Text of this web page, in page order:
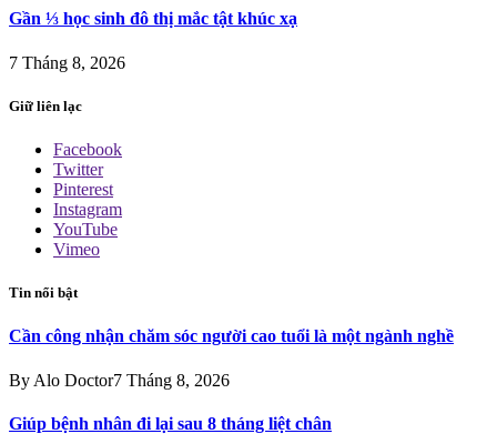
Gần ⅓ học sinh đô thị mắc tật khúc xạ
7 Tháng 8, 2026
Giữ liên lạc
Facebook
Twitter
Pinterest
Instagram
YouTube
Vimeo
Tin nổi bật
Cần công nhận chăm sóc người cao tuổi là một ngành nghề
By Alo Doctor7 Tháng 8, 2026
Giúp bệnh nhân đi lại sau 8 tháng liệt chân